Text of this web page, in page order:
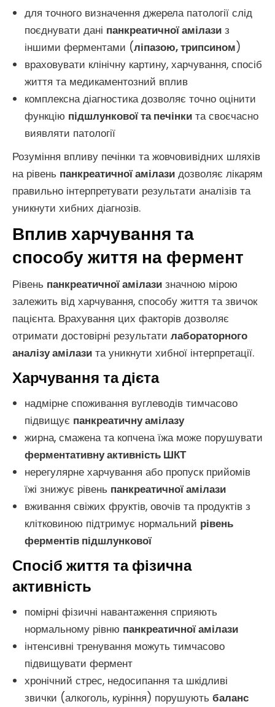
для точного визначення джерела патології слід
поєднувати дані панкреатичної амілази з
іншими ферментами (ліпазою, трипсином)
враховувати клінічну картину, харчування, спосіб
життя та медикаментозний вплив
комплексна діагностика дозволяє точно оцінити
функцію підшлункової та печінки та своєчасно
виявляти патології
Розуміння впливу печінки та жовчовивідних шляхів
на рівень панкреатичної амілази дозволяє лікарям
правильно інтерпретувати результати аналізів та
уникнути хибних діагнозів.
Вплив харчування та
способу життя на фермент
Рівень панкреатичної амілази значною мірою
залежить від харчування, способу життя та звичок
пацієнта. Врахування цих факторів дозволяє
отримати достовірні результати лабораторного
аналізу амілази та уникнути хибної інтерпретації.
Харчування та дієта
надмірне споживання вуглеводів тимчасово
підвищує панкреатичну амілазу
жирна, смажена та копчена їжа може порушувати
ферментативну активність ШКТ
нерегулярне харчування або пропуск прийомів
їжі знижує рівень панкреатичної амілази
вживання свіжих фруктів, овочів та продуктів з
клітковиною підтримує нормальний рівень
ферментів підшлункової
Спосіб життя та фізична
активність
помірні фізичні навантаження сприяють
нормальному рівню панкреатичної амілази
інтенсивні тренування можуть тимчасово
підвищувати фермент
хронічний стрес, недосипання та шкідливі
звички (алкоголь, куріння) порушують баланс